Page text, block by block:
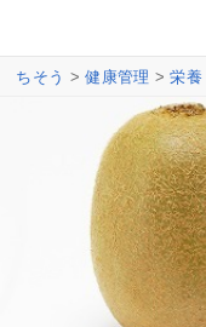
ちそう >健康管理 >栄養